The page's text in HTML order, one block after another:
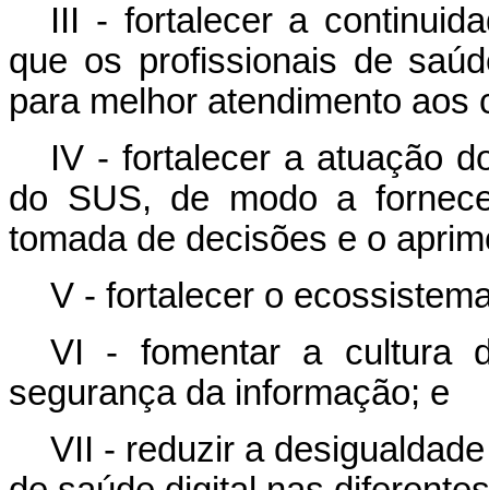
III - fortalecer a
que os profissionais de
para melhor atendimento aos
IV - fortalecer a atuação
do SUS, de modo a
tomada de decisões e o
V - fortalecer o
VI - fomentar a cultura
segurança da informação; e
VII - reduzir a